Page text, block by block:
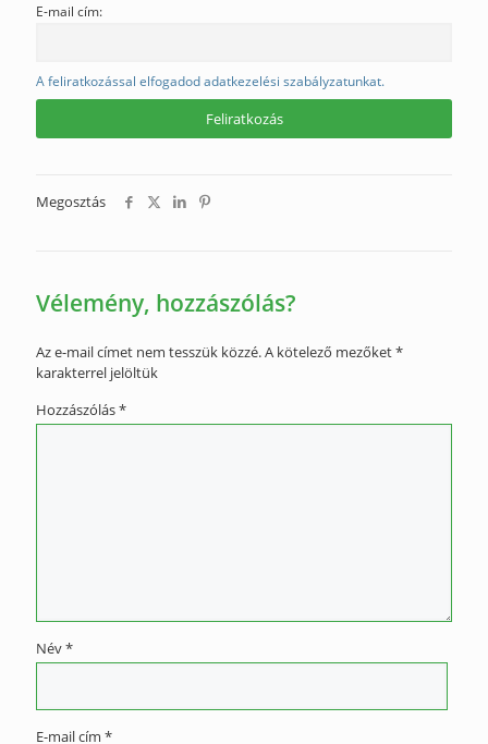
E-mail cím:
A feliratkozással elfogadod adatkezelési szabályzatunkat.
Megosztás
Vélemény, hozzászólás?
Az e-mail címet nem tesszük közzé.A kötelező mezőket*
karakterrel jelöltük
Hozzászólás*
Név*
E-mail cím *